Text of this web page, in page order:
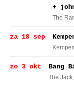
+
The
za 18 sep
zo 3 okt Bang
The Jack